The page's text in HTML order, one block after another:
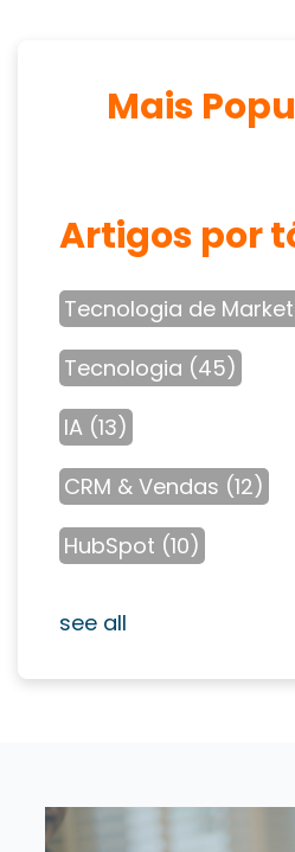
Mais
Artigos por
Tecnologia de
Tecnologia (45)
IA (13)
CRM & Vendas (12)
HubSpot (10)
see all